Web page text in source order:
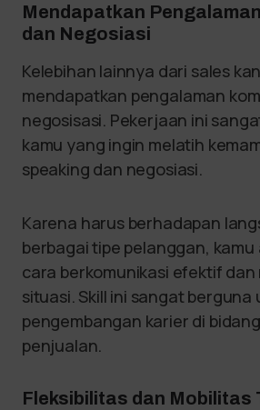
Mendapatkan
dan Negosiasi
Kelebihan lainnya dari sales
mendapatkan pengalaman
negosisasi. Pekerjaan ini
kamu yang ingin melatih
speaking dan negosiasi.
Karena harus berhadapan
berbagai tipe pelanggan,
cara berkomunikasi efektif dan
situasi. Skill ini sangat berguna
pengembangan karier di
penjualan.
Fleksibilitas dan Mobilitas